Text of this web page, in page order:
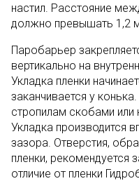
настил. Расстояние
должно превышать 1,2
Паробарьер
вертикально на
Укладка пленки
заканчивается у
стропилам скобами
Укладка производится
зазора. Отверстия,
пленки, рекомендуется
отличие от пленки